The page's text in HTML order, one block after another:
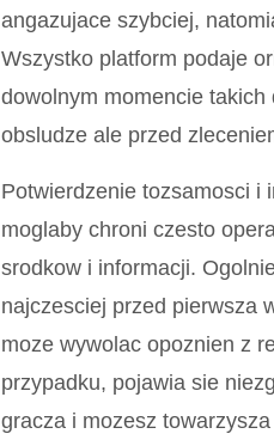
angazujace szybciej,
Wszystko platform podaje
dowolnym momencie
obsludze ale przed
Potwierdzenie tozsamosci i
moglaby chroni czesto
srodkow i informacji.
najczesciej przed pierwsza
moze wywolac opoznien z
przypadku, pojawia sie
gracza i mozesz